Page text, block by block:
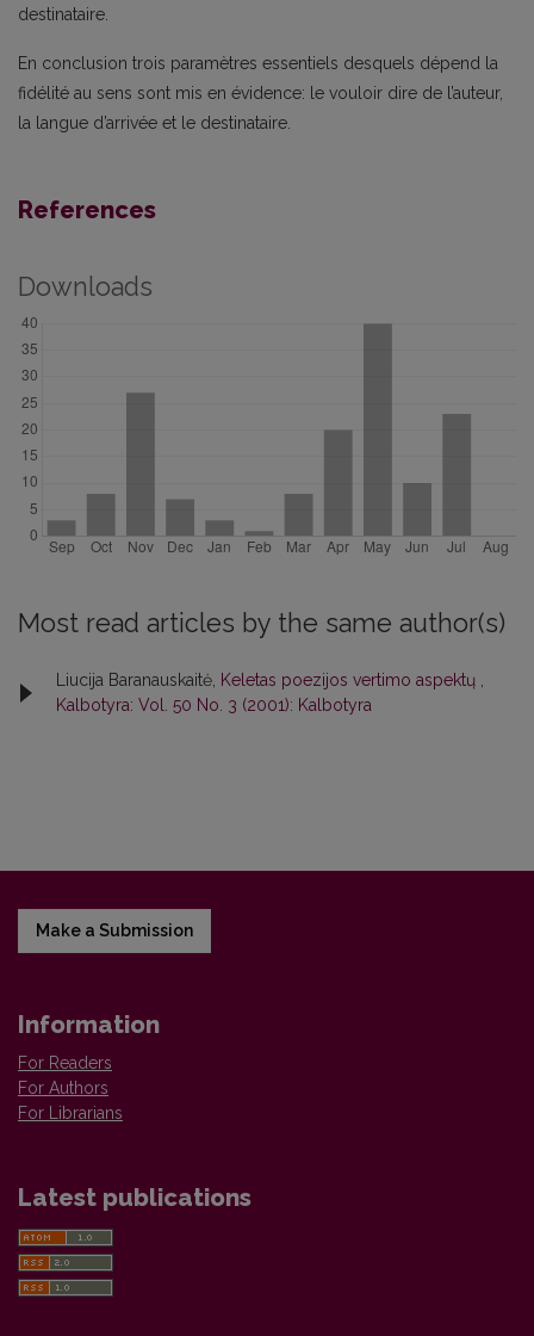
destinataire.
En conclusion trois paramètres essentiels desquels dépend la
fidélité au sens sont mis en évidence: le vouloir dire de l’auteur,
la langue d’arrivée et le destinataire.
References
Downloads
Most read articles by the same author(s)
Liucija Baranauskaitė, Keletas poezijos vertimo aspektų
Kalbotyra: Vol. 50 No. 3 (2001): Kalbotyra
Make a Submission
Information
For Readers
For Authors
For Librarians
Latest publications